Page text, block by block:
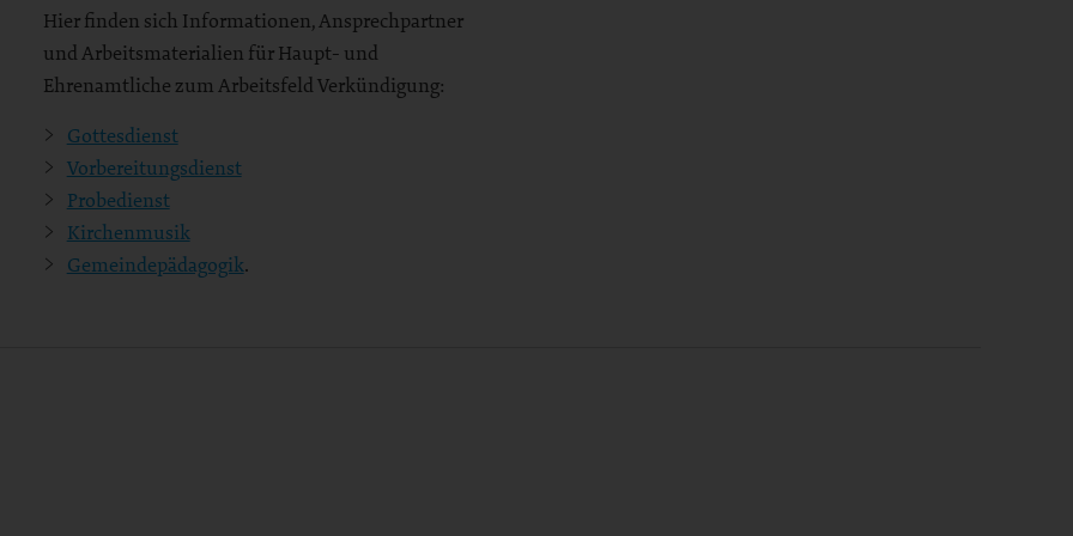
Hier finden sich Informationen, Ansprechpartner
und Arbeitsmaterialien für Haupt- und
Ehrenamtliche zum Arbeitsfeld Verkündigung:
Gottesdienst
Vorbereitungsdienst
Probedienst
Kirchenmusik
Gemeindepädagogik.